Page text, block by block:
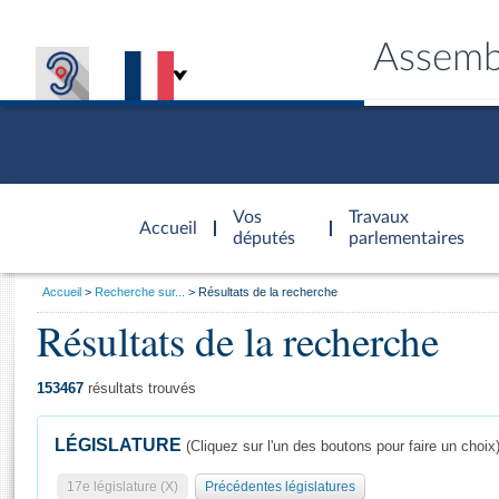
Accueil
d'accueil
Vos
députés
Travaux
parlementaires
Général
Vous
Accueil Recherche sur... Résultats de la recherche
Résultats de la recherche
153467 résultats trouvés
LÉGISLATURE (Cliquez sur l'un des boutons pour faire un choix)
17e législature (X) Précédentes législatures